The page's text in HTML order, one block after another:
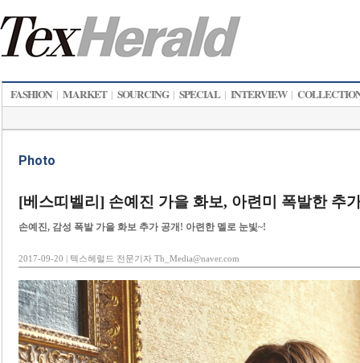
FASHION | MARKET | SOURCING | SPECIAL | INTERVIEW |
Photo
[베스띠벨리] 손예진 가을 화보, 아련미 폭발한 추
손예진, 감성 폭발 가을 화보 추가 공개! 아련한 멜로 눈빛~!
2017-09-20 | 텍스헤럴드 전문기자 Th_Media@naver.com